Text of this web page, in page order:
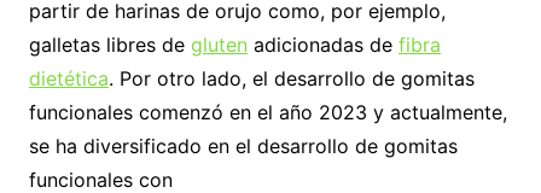
partir de harinas de orujo como, por ejemplo,
galletas libres de gluten adicionadas de fibra
dietética. Por otro lado, el desarrollo de gomitas
funcionales comenzó en el año 2023 y actualmente,
se ha diversificado en el desarrollo de gomitas
funcionales con